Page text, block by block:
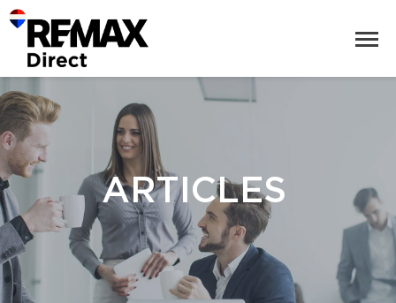
ARTICLES